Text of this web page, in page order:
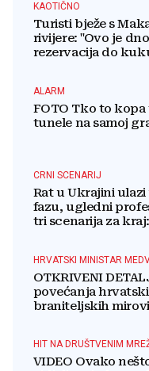
KAOTIČNO
Turisti bježe s
rivijere: "Ovo je
rezervacija do
ALARM
FOTO Tko to kopa
tunele na samoj
CRNI SCENARIJ
Rat u Ukrajini
fazu, ugledni
tri scenarija za kraj:
HRVATSKI MINISTAR
OTKRIVENI
povećanja
braniteljskih
HIT NA DRUŠTVENIM
VIDEO Ovako